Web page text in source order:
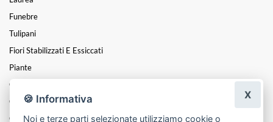
Funebre
Tulipani
Fiori Stabilizzati E Essiccati
Piante
Cuori
Coroncine
Centrotavola
🍪 Informativa
Noi e terze parti selezionate utilizziamo cookie o
X